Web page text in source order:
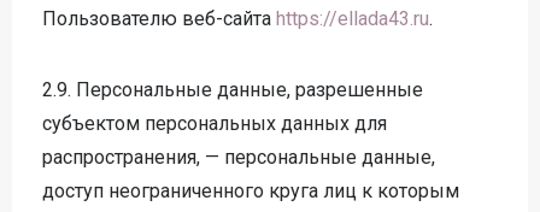
Пользователю веб-сайта https://ellada43.ru.
2.9. Персональные данные, разрешенные
субъектом персональных данных для
распространения, — персональные данные,
доступ неограниченного круга лиц к которым